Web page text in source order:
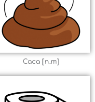
Caca [n.m]